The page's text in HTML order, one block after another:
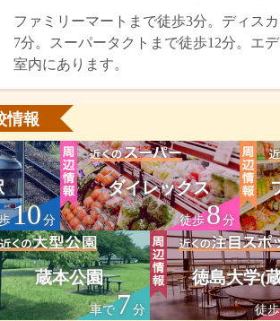
ファミリーマートまで徒歩3分。ディス
7分。スーパータクトまで徒歩12分。エ
室内にあります。
情報
10分
ダイレックス
徒歩8分
蔵本公園
車で7分
徳島大学(
徒歩